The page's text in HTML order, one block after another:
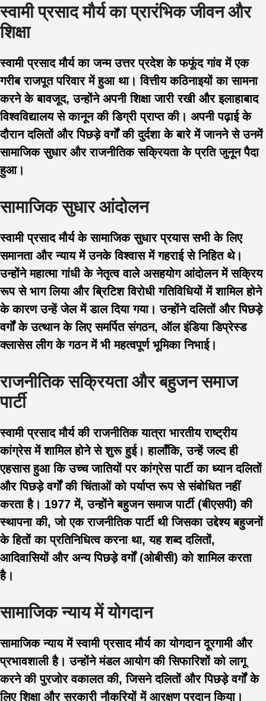
स्वामी प्रसाद मौर्य का प्रारंभिक जीवन और
शिक्षा
स्वामी प्रसाद मौर्य का जन्म उत्तर प्रदेश के फफूंद गांव में एक
गरीब राजपूत परिवार में हुआ था। वित्तीय कठिनाइयों का सामना
करने के बावजूद, उन्होंने अपनी शिक्षा जारी रखी और इलाहाबाद
विश्वविद्यालय से कानून की डिग्री प्राप्त की। अपनी पढ़ाई के
दौरान दलितों और पिछड़े वर्गों की दुर्दशा के बारे में जानने से उनमें
सामाजिक सुधार और राजनीतिक सक्रियता के प्रति जुनून पैदा
हुआ।
सामाजिक सुधार आंदोलन
स्वामी प्रसाद मौर्य के सामाजिक सुधार प्रयास सभी के लिए
समानता और न्याय में उनके विश्वास में गहराई से निहित थे।
उन्होंने महात्मा गांधी के नेतृत्व वाले असहयोग आंदोलन में सक्रिय
रूप से भाग लिया और ब्रिटिश विरोधी गतिविधियों में शामिल होने
के कारण उन्हें जेल में डाल दिया गया। उन्होंने दलितों और पिछड़े
वर्गों के उत्थान के लिए समर्पित संगठन, ऑल इंडिया डिप्रेस्ड
क्लासेस लीग के गठन में भी महत्वपूर्ण भूमिका निभाई।
राजनीतिक सक्रियता और बहुजन समाज
पार्टी
स्वामी प्रसाद मौर्य की राजनीतिक यात्रा भारतीय राष्ट्रीय
कांग्रेस में शामिल होने से शुरू हुई। हालाँकि, उन्हें जल्द ही
एहसास हुआ कि उच्च जातियों पर कांग्रेस पार्टी का ध्यान दलितों
और पिछड़े वर्गों की चिंताओं को पर्याप्त रूप से संबोधित नहीं
करता है। 1977 में, उन्होंने बहुजन समाज पार्टी (बीएसपी) की
स्थापना की, जो एक राजनीतिक पार्टी थी जिसका उद्देश्य बहुजनों
के हितों का प्रतिनिधित्व करना था, यह शब्द दलितों,
आदिवासियों और अन्य पिछड़े वर्गों (ओबीसी) को शामिल करता
है।
सामाजिक न्याय में योगदान
सामाजिक न्याय में स्वामी प्रसाद मौर्य का योगदान दूरगामी और
प्रभावशाली है। उन्होंने मंडल आयोग की सिफारिशों को लागू
करने की पुरजोर वकालत की, जिसने दलितों और पिछड़े वर्गों के
लिए शिक्षा और सरकारी नौकरियों में आरक्षण प्रदान किया।